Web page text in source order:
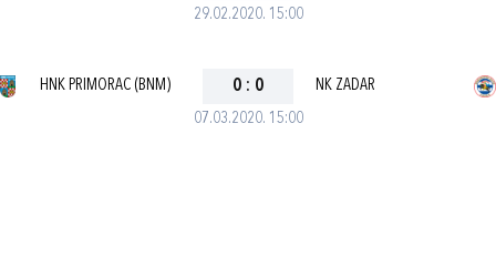
29.02.2020. 15:00
07.03.2020. 15:00
HNK PRIMORAC (BNM) 0 : 0 NK ZADAR